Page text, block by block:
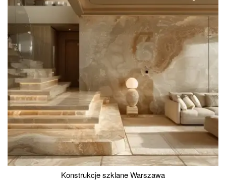
Konstrukcje szklane Warszawa